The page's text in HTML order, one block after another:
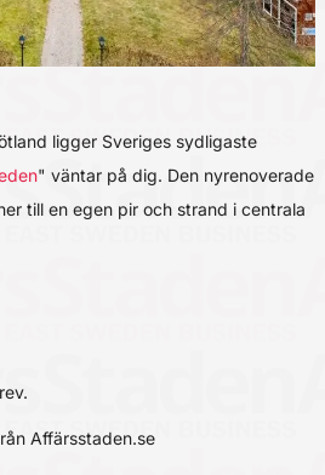
ligger Sveriges sydligaste
" väntar på dig. Den nyrenoverade
till en egen pir och strand i centrala
Affärsstaden.se